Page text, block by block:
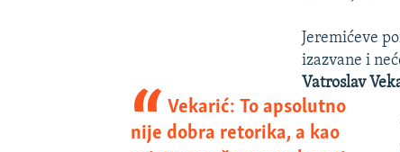
Jeremićeve
izazvane i
Vatroslav
Vekarić: To apsolutno
nije dobra retorika, a kao